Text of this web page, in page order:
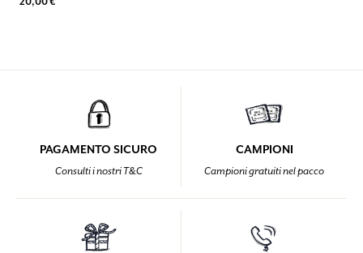
PAGAMENTO SICURO
Consulti i nostri T&C
CAMPIONI
Campioni gratuiti nel pacco